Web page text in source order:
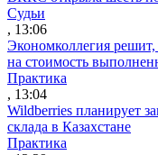
Судьи
, 13:06
Экономколлегия
на стоимость
Практика
, 13:04
Wildberries планирует
склада в Казахстане
Практика